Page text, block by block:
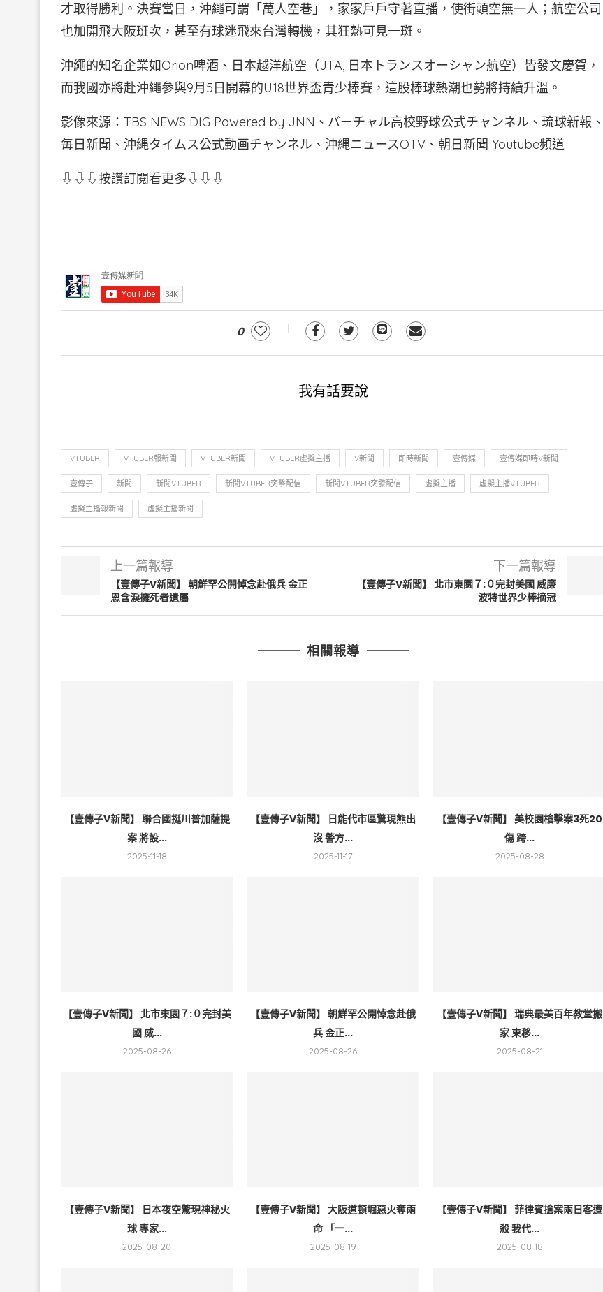
才取得勝利。決賽當日，沖繩可謂「萬人空巷」，家家戶戶守著直播，使街頭空無一人；航空公司
也加開飛大阪班次，甚至有球迷飛來台灣轉機，其狂熱可見一斑。
沖繩的知名企業如Orion啤酒、日本越洋航空（JTA, 日本トランスオーシャン航空）皆發文慶賀，
而我國亦將赴沖繩參與9月5日開幕的U18世界盃青少棒賽，這股棒球熱潮也勢將持續升溫。
影像來源：TBS NEWS DIG Powered by JNN、バーチャル高校野球公式チャンネル、琉球新報、
毎日新聞、沖縄タイムス公式動画チャンネル、沖縄ニュースOTV、朝日新聞 Youtube頻道
⇩⇩⇩按讚訂閱看更多⇩⇩⇩
0
我有話要說
VTUBER VTUBER報新聞 VTUBER新聞 VTUBER虛擬主播 V新聞 即時新聞 壹傳媒 壹傳媒即時V新聞
壹傳子 新聞 新聞VTUBER 新聞VTUBER突擊配信 新聞VTUBER突發配信 虛擬主播 虛擬主播VTUBER
虛擬主播報新聞 虛擬主播新聞
上一篇報導
【壹傳子V新聞】 朝鮮罕公開悼念赴俄兵 金正
恩含淚擁死者遺屬
下一篇報導
【壹傳子V新聞】 北市東園７:０完封美國 威廉
波特世界少棒摘冠
相關報導
【壹傳子V新聞】 聯合國挺川普加薩提
案 將設...
2025-11-18
【壹傳子V新聞】 日能代市區驚現熊出
沒 警方...
2025-11-17
【壹傳子V新聞】 美校園槍擊案3死20
傷 跨...
2025-08-28
【壹傳子V新聞】 北市東園７:０完封美
國 威...
2025-08-26
【壹傳子V新聞】 朝鮮罕公開悼念赴俄
兵 金正...
2025-08-26
【壹傳子V新聞】 瑞典最美百年教堂搬
家 東移...
2025-08-21
【壹傳子V新聞】 日本夜空驚現神秘火
球 專家...
2025-08-20
【壹傳子V新聞】 大阪道頓堀惡火奪兩
命 「一...
2025-08-19
【壹傳子V新聞】 菲律賓搶案兩日客遭
殺 我代...
2025-08-18